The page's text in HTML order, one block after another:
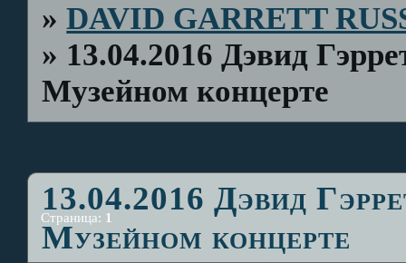
»DAVID GARRETT
» 13.04.2016 Дэвид
Музейном концерте
13.04.2016 Дэвид
Музейном концерте
Страница: 1